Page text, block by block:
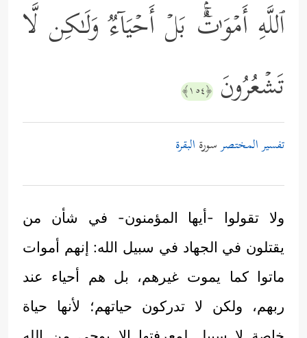
ٱللَّهِ أَمۡوَ ٰ⁠تُۢۚ بَلۡ أَحۡیَاۤءࣱ وَلَـٰكِن لَّا
تَشۡعُرُونَ ﴿١٥٤﴾
تفسير المختصرسورة البقرة
ولا تقولوا -أيها المؤمنون- في شأن من
يقتلون في الجهاد في سبيل الله: إنهم أموات
ماتوا كما يموت غيرهم، بل هم أحياء عند
ربهم، ولكن لا تدركون حياتهم؛ لأنها حياة